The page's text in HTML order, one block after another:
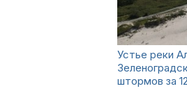
Устье реки
штормов за